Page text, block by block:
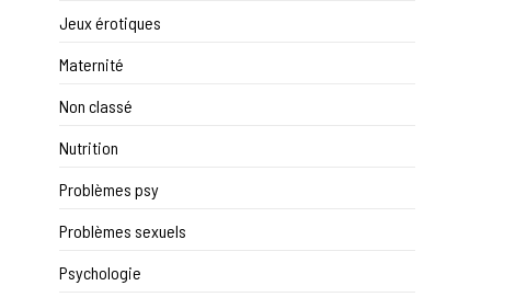
Jeux érotiques
Maternité
Non classé
Nutrition
Problèmes psy
Problèmes sexuels
Psychologie